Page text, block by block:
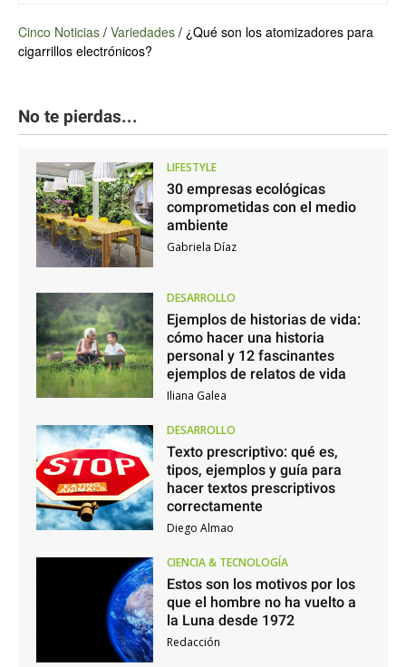
Cinco Noticias / Variedades / ¿Qué son los atomizadores para
cigarrillos electrónicos?
No te pierdas...
LIFESTYLE
30 empresas ecológicas
comprometidas con el medio
ambiente
Gabriela Díaz
DESARROLLO
Ejemplos de historias de vida:
cómo hacer una historia
personal y 12 fascinantes
ejemplos de relatos de vida
Iliana Galea
DESARROLLO
Texto prescriptivo: qué es,
tipos, ejemplos y guía para
hacer textos prescriptivos
correctamente
Diego Almao
CIENCIA & TECNOLOGÍA
Estos son los motivos por los
que el hombre no ha vuelto a
la Luna desde 1972
Redacción